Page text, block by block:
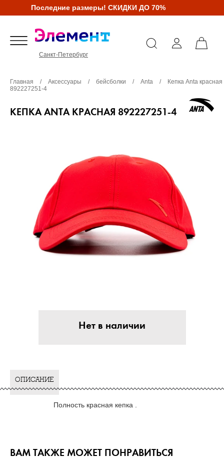
Последние размеры! СКИДКИ ДО 70%
Санкт-Петербург
Главная / Аксессуары / бейсболки / Anta /
Кепка Anta красная
892227251-4
КЕПКА ANTA КРАСНАЯ 892227251-4
Нет в наличии
ОПИСАНИЕ
Полность красная кепка .
ВАМ ТАКЖЕ МОЖЕТ ПОНРАВИТЬСЯ